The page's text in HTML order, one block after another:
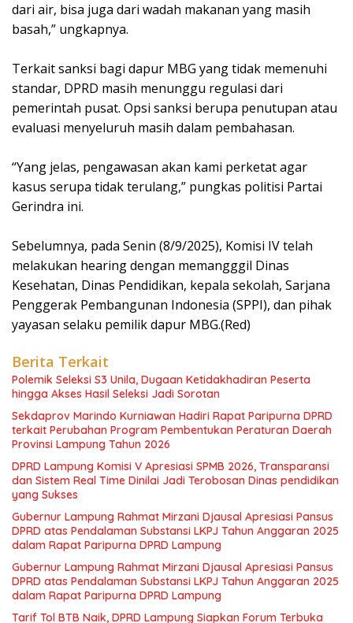
dari air, bisa juga dari wadah makanan yang masih
basah,” ungkapnya.
Terkait sanksi bagi dapur MBG yang tidak memenuhi
standar, DPRD masih menunggu regulasi dari
pemerintah pusat. Opsi sanksi berupa penutupan atau
evaluasi menyeluruh masih dalam pembahasan.
“Yang jelas, pengawasan akan kami perketat agar
kasus serupa tidak terulang,” pungkas politisi Partai
Gerindra ini.
Sebelumnya, pada Senin (8/9/2025), Komisi IV telah
melakukan hearing dengan memangggil Dinas
Kesehatan, Dinas Pendidikan, kepala sekolah, Sarjana
Penggerak Pembangunan Indonesia (SPPI), dan pihak
yayasan selaku pemilik dapur MBG.(Red)
Berita Terkait
Polemik Seleksi S3 Unila, Dugaan Ketidakhadiran Peserta
hingga Akses Hasil Seleksi Jadi Sorotan
Sekdaprov Marindo Kurniawan Hadiri Rapat Paripurna DPRD
terkait Perubahan Program Pembentukan Peraturan Daerah
Provinsi Lampung Tahun 2026
DPRD Lampung Komisi V Apresiasi SPMB 2026, Transparansi
dan Sistem Real Time Dinilai Jadi Terobosan Dinas pendidikan
yang Sukses
Gubernur Lampung Rahmat Mirzani Djausal Apresiasi Pansus
DPRD atas Pendalaman Substansi LKPJ Tahun Anggaran 2025
dalam Rapat Paripurna DPRD Lampung
Gubernur Lampung Rahmat Mirzani Djausal Apresiasi Pansus
DPRD atas Pendalaman Substansi LKPJ Tahun Anggaran 2025
dalam Rapat Paripurna DPRD Lampung
Tarif Tol BTB Naik, DPRD Lampung Siapkan Forum Terbuka